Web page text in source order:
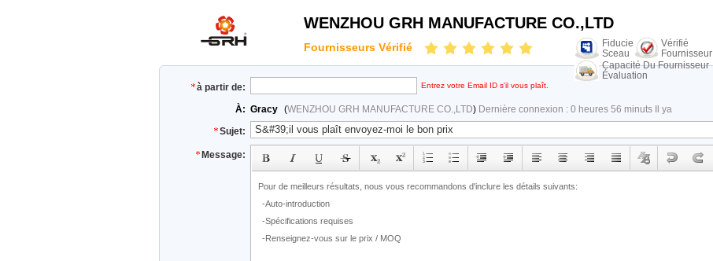
WENZHOU GRH MANUFACTURE CO.,LTD
Fournisseurs Vérifié
Fiducie
Sceau
Vérifié
Fournisseur
Capacité Du Fournisseur
Évaluation
à partir de:
Entrez votre Email ID s'il vous plaît.
À: Gracy (WENZHOU GRH MANUFACTURE CO.,LTD) Dernière connexion : 0 heures 56 minuts Il ya
Sujet:
Message: